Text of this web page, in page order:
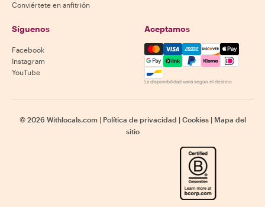
Conviértete en anfitrión
Síguenos
Facebook
Instagram
YouTube
Aceptamos
Mastercard, Visa, Amex,
La disponibilidad varía según el destino
© 2026 Withlocals.com | Política de privacidad | Cookies | Mapa del
sitio